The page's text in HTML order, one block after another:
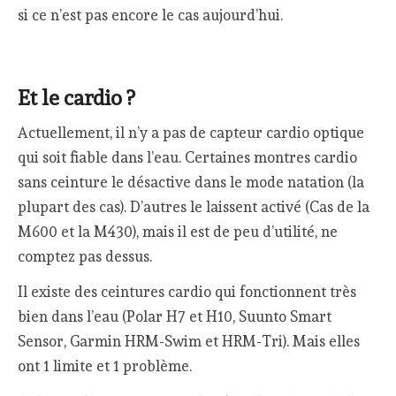
si ce n’est pas encore le cas aujourd’hui.
Et le cardio ?
Actuellement, il n’y a pas de capteur cardio optique
qui soit fiable dans l’eau. Certaines montres cardio
sans ceinture le désactive dans le mode natation (la
plupart des cas). D’autres le laissent activé (Cas de la
M600 et la M430), mais il est de peu d’utilité, ne
comptez pas dessus.
Il existe des ceintures cardio qui fonctionnent très
bien dans l’eau (Polar H7 et H10, Suunto Smart
Sensor, Garmin HRM-Swim et HRM-Tri). Mais elles
ont 1 limite et 1 problème.